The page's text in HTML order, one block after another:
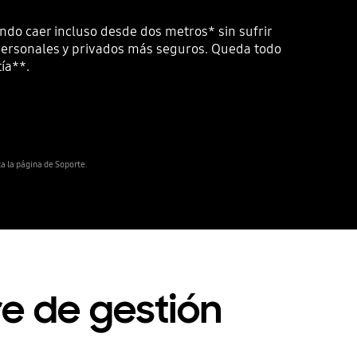
caer incluso desde dos metros* sin sufrir
y privados más seguros. Queda todo
la página de Soporte.
de gestión